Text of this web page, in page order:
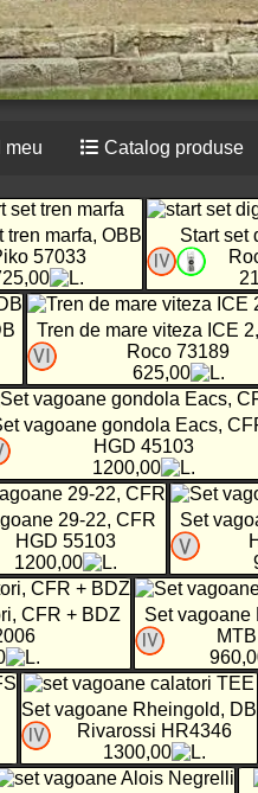
meu Catalog produse
tren marfa, OBB
57033
Start set
Tren de mare viteza ICE
Roco 73189
625,00
vagoane gondola Eacs,
HGD 45103
1200,00
29-22, CFR
HGD 55103
1200,00
Set
CFR + BDZ
Set vagoane
Set vagoane Rheingold, DB
Rivarossi HR4346
1300,00